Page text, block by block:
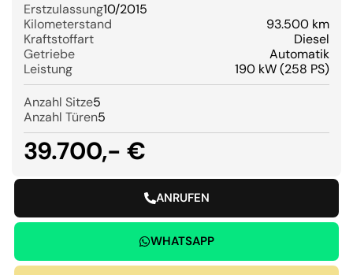
Erstzulassung10/2015
Kilometerstand
93.500 km
Kraftstoffart
Diesel
Getriebe
Automatik
Leistung
190 kW (258 PS)
Anzahl Sitze5
Anzahl Türen5
39.700,- €
ANRUFEN
WHATSAPP